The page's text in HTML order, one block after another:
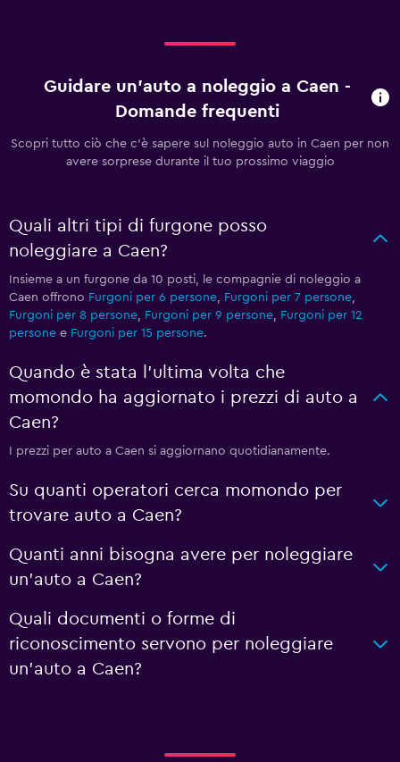
Guidare un'auto a noleggio a Caen -
Domande frequenti
Scopri tutto ciò che c'è sapere sul noleggio auto in Caen per non
avere sorprese durante il tuo prossimo viaggio
Quali altri tipi di furgone posso
noleggiare a Caen?
Insieme a un furgone da 10 posti, le compagnie di noleggio a
Caen offrono Furgoni per 6 persone, Furgoni per 7 persone,
Furgoni per 8 persone, Furgoni per 9 persone, Furgoni per 12
persone e Furgoni per 15 persone.
Quando è stata l'ultima volta che
momondo ha aggiornato i prezzi di auto a
Caen?
I prezzi per auto a Caen si aggiornano quotidianamente.
Su quanti operatori cerca momondo per
trovare auto a Caen?
Quanti anni bisogna avere per noleggiare
un'auto a Caen?
Quali documenti o forme di
riconoscimento servono per noleggiare
un'auto a Caen?